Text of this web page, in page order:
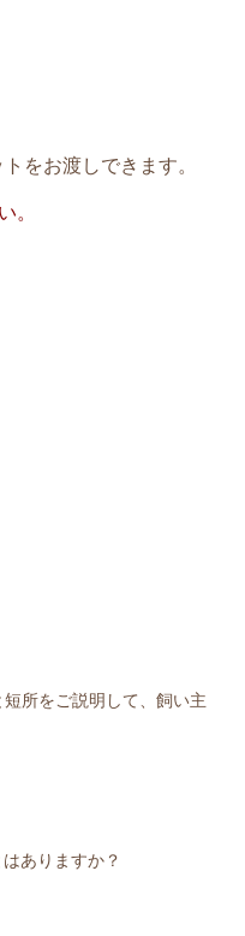
をお渡しできます。
。
所をご説明して、飼い主
ありますか？